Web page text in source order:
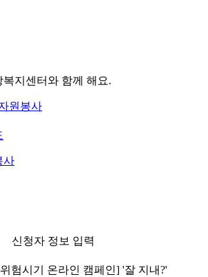
지센터와 함께 해요.
원봉사
사
신청자 정보 입력
험시기 온라인 캠페인] '잘 지내?'